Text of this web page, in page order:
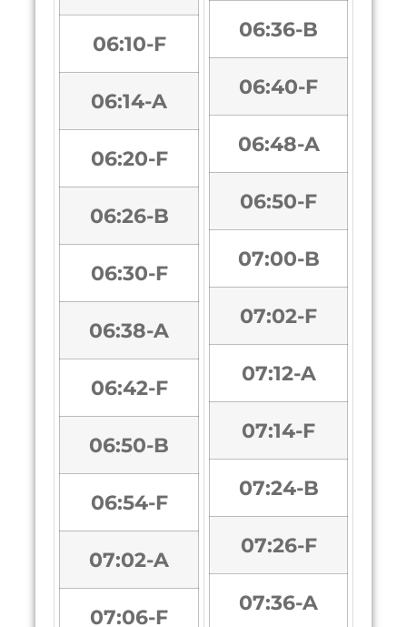
06:10-F
06:14-A
06:20-F
06:26-B
06:30-F
06:38-A
06:42-F
06:50-B
06:54-F
07:02-A
07:06-F
06:36-B
06:40-F
06:48-A
06:50-F
07:00-B
07:02-F
07:12-A
07:14-F
07:24-B
07:26-F
07:36-A